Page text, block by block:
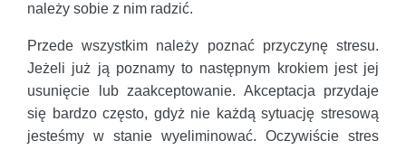
należy sobie z nim radzić.
Przede wszystkim należy poznać przyczynę stresu.
Jeżeli już ją poznamy to następnym krokiem jest jej
usunięcie lub zaakceptowanie. Akceptacja przydaje
się bardzo często, gdyż nie każdą sytuację stresową
jesteśmy w stanie wyeliminować. Oczywiście stres